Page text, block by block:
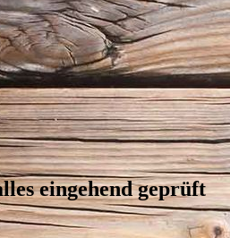
eingehend geprüft